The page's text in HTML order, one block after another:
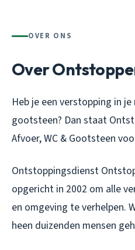
OVER ONS
Over
Heb je een verstopping in
gootsteen? Dan staat
Afvoer, WC & Gootsteen
Ontstoppingsdienst
opgericht in 2002 om alle
en omgeving te verhelpen.
heen duizenden mensen